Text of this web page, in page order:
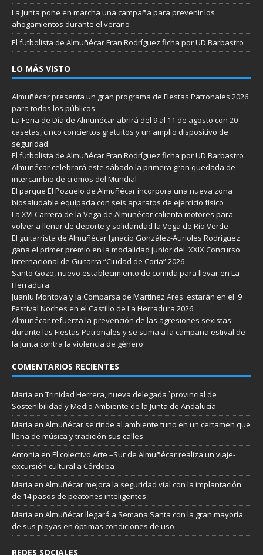
La Junta pone en marcha una campaña para prevenir los
ahogamientos durante el verano
El futbolista de Almuñécar Fran Rodríguez ficha por UD Barbastro
LO MÁS VISTO
Almuñécar presenta un gran programa de Fiestas Patronales 2026
para todos los públicos
La Feria de Día de Almuñécar abrirá del 9 al 11 de agosto con 20
casetas, cinco conciertos gratuitos y un amplio dispositivo de
seguridad
El futbolista de Almuñécar Fran Rodríguez ficha por UD Barbastro
Almuñécar celebrará este sábado la primera gran quedada de
intercambio de cromos del Mundial
El parque El Pozuelo de Almuñécar incorpora una nueva zona
biosaludable equipada con seis aparatos de ejercicio físico
La XVI Carrera de la Vega de Almuñécar calienta motores para
volver a llenar de deporte y solidaridad la Vega de Río Verde
El guitarrista de Almuñécar Ignacio González-Aurioles Rodríguez
gana el primer premio en la modalidad junior del XXIX Concurso
Internacional de Guitarra “Ciudad de Coria” 2026
Santo Gozo, nuevo establecimiento de comida para llevar en La
Herradura
Juanlu Montoya y la Comparsa de Martínez Ares estarán en el 9
Festival Noches en el Castillo de La Herradura 2026
Almuñécar refuerza la prevención de las agresiones sexistas
durante las Fiestas Patronales y se suma a la campaña estival de
la Junta contra la violencia de género
COMENTARIOS RECIENTES
Maria en Trinidad Herrera, nueva delegada `provincial de
Sostenibilidad y Medio Ambiente de la Junta de Andalucía
Maria en Almuñécar se rinde al ambiente tuno en un certamen que
llena de música y tradición sus calles
Antonia en El colectivo Arte –Sur de Almuñécar realiza un viaje-
excursión cultural a Córdoba
Maria en Almuñécar mejora la seguridad vial con la implantación
de 14 pasos de peatones inteligentes
Maria en Almuñécar llegará a Semana Santa con la gran mayoría
de sus playas en óptimas condiciones de uso
REDES SOCIALES